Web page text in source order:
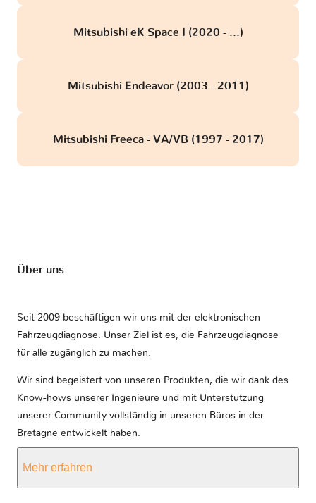
Mitsubishi eK Space I (2020 - ...)
Mitsubishi Endeavor (2003 - 2011)
Mitsubishi Freeca - VA/VB (1997 - 2017)
Über uns
Seit 2009 beschäftigen wir uns mit der elektronischen
Fahrzeugdiagnose. Unser Ziel ist es, die Fahrzeugdiagnose
für alle zugänglich zu machen.
Wir sind begeistert von unseren Produkten, die wir dank des
Know-hows unserer Ingenieure und mit Unterstützung
unserer Community vollständig in unseren Büros in der
Bretagne entwickelt haben.
Mehr erfahren